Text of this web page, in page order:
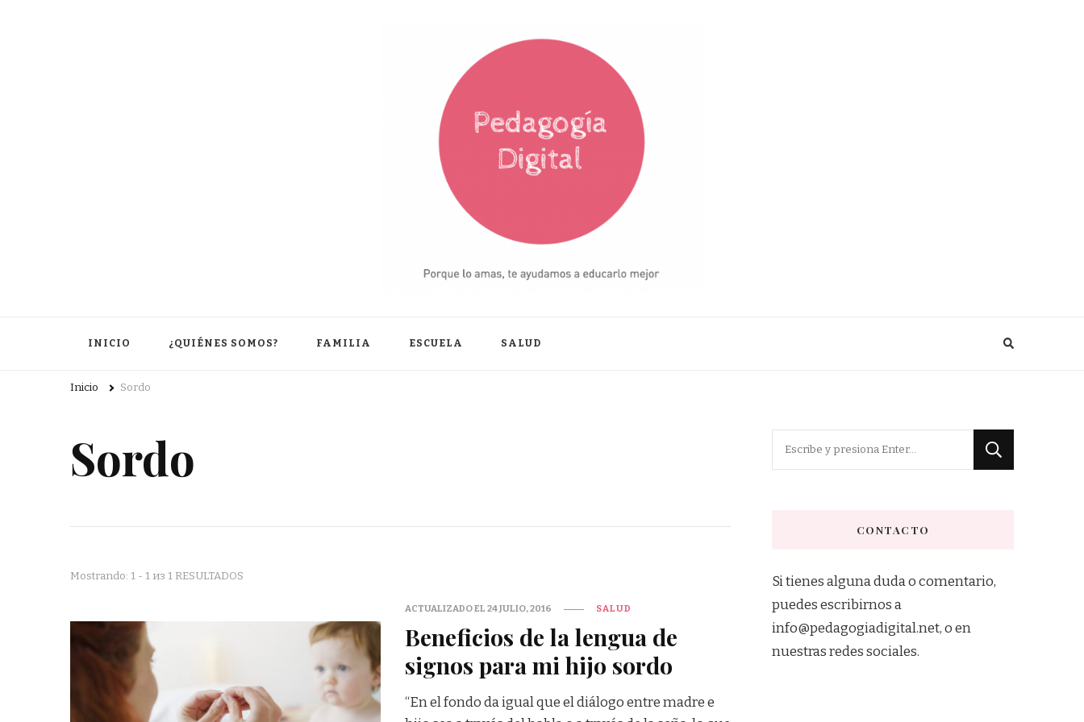
INICIO ¿QUIÉNES SOMOS? FAMILIA ESCUELA SALUD
Inicio Sordo
Sordo
Mostrando: 1 - 1 из 1 RESULTADOS
ACTUALIZADO EL 24 JULIO, 2016 SALUD
Beneficios de la lengua de
signos para mi hijo sordo
“En el fondo da igual que el diálogo entre madre e
CONTACTO
Si tienes alguna duda o comentario,
puedes escribirnos a
info@pedagogiadigital.net, o en
nuestras redes sociales.